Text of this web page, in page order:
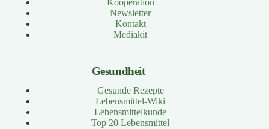
Kooperation
Newsletter
Kontakt
Mediakit
Gesundheit
Gesunde Rezepte
Lebensmittel-Wiki
Lebensmittelkunde
Top 20 Lebensmittel